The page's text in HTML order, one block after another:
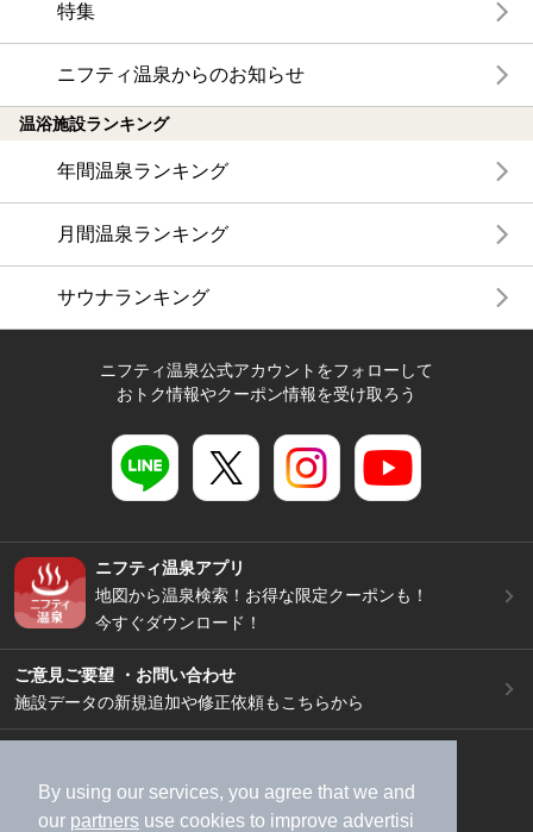
By using our services, you agree that we and
our partners use cookies to improve advertisi
特集
ニフティ温泉からのお知らせ
温浴施設ランキング
年間温泉ランキング
月間温泉ランキング
サウナランキング
ニフティ温泉公式アカウントをフォローして
おトク情報やクーポン情報を受け取ろう
ニフティ温泉アプリ
地図から温泉検索！お得な限定クーポンも！
今すぐダウンロード！
ご意見ご要望 ・お問い合わせ
施設データの新規追加や修正依頼もこちらから
加盟店募集（資料請求）
広告出稿のご案内
利用規約
ライフスタイルMEMBERS+規約